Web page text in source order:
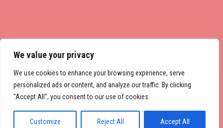
We value your privacy
We use cookies to enhance your browsing experience, serve
personalized ads or content, and analyze our traffic. By clicking
"Accept All", you consent to our use of cookies.
Customize Reject All Accept All